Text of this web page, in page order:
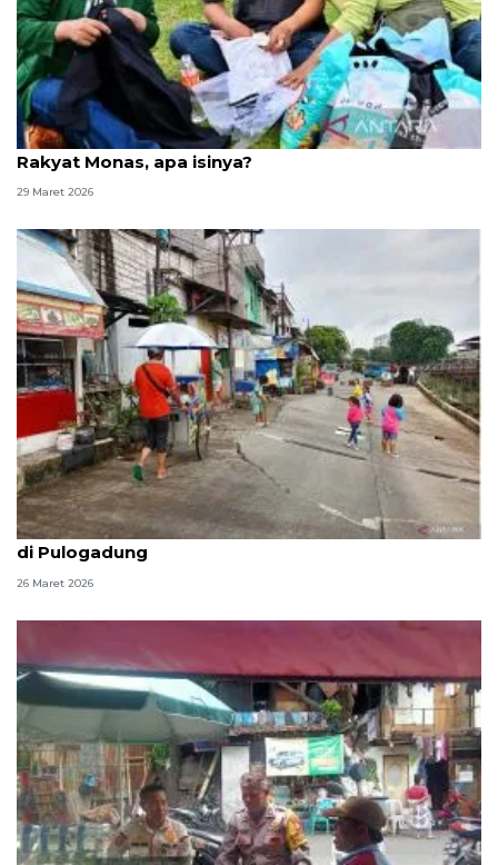
Warga buka kemas paket sembako di Bazar
Rakyat Monas, apa isinya?
29 Maret 2026
Warga desak Pemkot Jaktim perbaiki jalan ambles
di Pulogadung
26 Maret 2026